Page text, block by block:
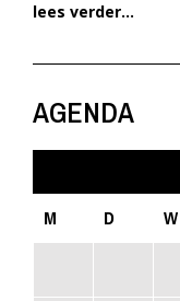
lees verder...
AGENDA
M
D W